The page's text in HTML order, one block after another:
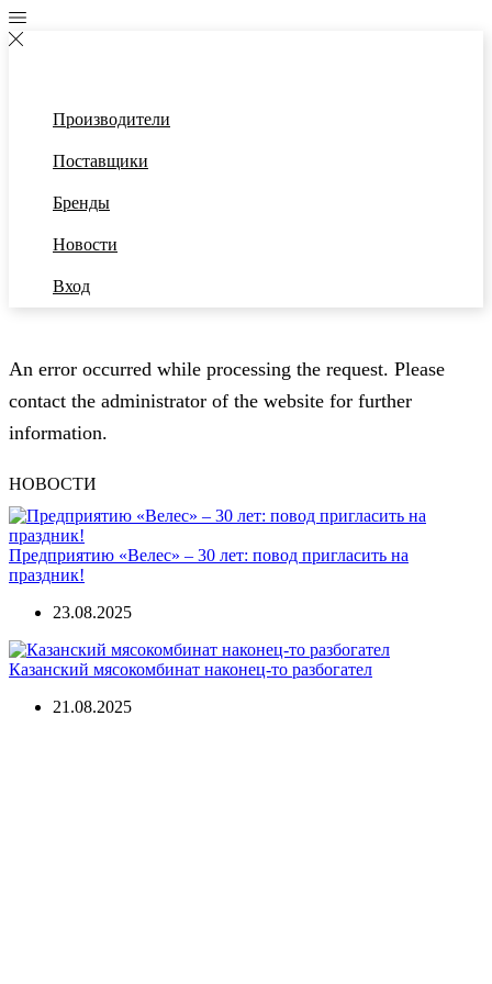
Производители
Поставщики
Бренды
Новости
Вход
An error occurred while processing the request. Please
contact the administrator of the website for further
information.
НОВОСТИ
Предприятию «Велес» – 30 лет: повод пригласить на
праздник!
23.08.2025
Казанский мясокомбинат наконец-то разбогател
21.08.2025